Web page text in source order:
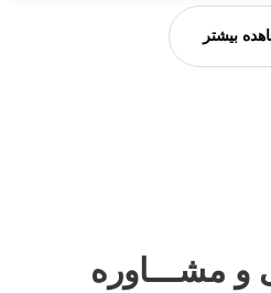
بیشتر
و مشـــاوره